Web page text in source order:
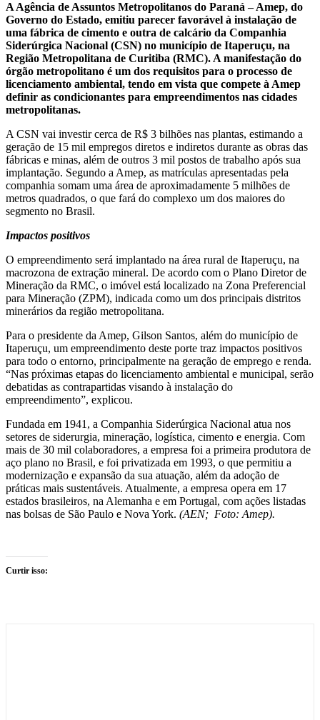
A Agência de Assuntos Metropolitanos do Paraná – Amep, do
Governo do Estado, emitiu parecer favorável à instalação de
uma fábrica de cimento e outra de calcário da Companhia
Siderúrgica Nacional (CSN) no município de Itaperuçu, na
Região Metropolitana de Curitiba (RMC). A manifestação do
órgão metropolitano é um dos requisitos para o processo de
licenciamento ambiental, tendo em vista que compete à Amep
definir as condicionantes para empreendimentos nas cidades
metropolitanas.
A CSN vai investir cerca de R$ 3 bilhões nas plantas, estimando a
geração de 15 mil empregos diretos e indiretos durante as obras das
fábricas e minas, além de outros 3 mil postos de trabalho após sua
implantação. Segundo a Amep, as matrículas apresentadas pela
companhia somam uma área de aproximadamente 5 milhões de
metros quadrados, o que fará do complexo um dos maiores do
segmento no Brasil.
Impactos positivos
O empreendimento será implantado na área rural de Itaperuçu, na
macrozona de extração mineral. De acordo com o Plano Diretor de
Mineração da RMC, o imóvel está localizado na Zona Preferencial
para Mineração (ZPM), indicada como um dos principais distritos
minerários da região metropolitana.
Para o presidente da Amep, Gilson Santos, além do município de
Itaperuçu, um empreendimento deste porte traz impactos positivos
para todo o entorno, principalmente na geração de emprego e renda.
“Nas próximas etapas do licenciamento ambiental e municipal, serão
debatidas as contrapartidas visando à instalação do
empreendimento”, explicou.
Fundada em 1941, a Companhia Siderúrgica Nacional atua nos
setores de siderurgia, mineração, logística, cimento e energia. Com
mais de 30 mil colaboradores, a empresa foi a primeira produtora de
aço plano no Brasil, e foi privatizada em 1993, o que permitiu a
modernização e expansão da sua atuação, além da adoção de
práticas mais sustentáveis. Atualmente, a empresa opera em 17
estados brasileiros, na Alemanha e em Portugal, com ações listadas
nas bolsas de São Paulo e Nova York. (AEN; Foto: Amep).
Curtir isso: